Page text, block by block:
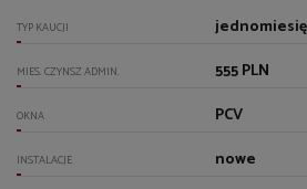
TYP KAUCJI
MIES. CZYNSZ ADMIN. 555 PLN
OKNA PCV
INSTALACJE nowe